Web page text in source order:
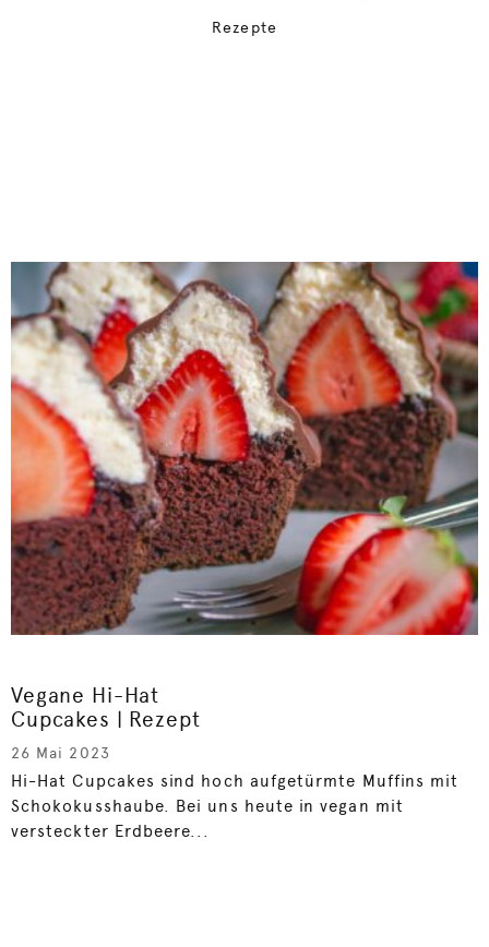
Rezepte
Vegane Hi-Hat
Cupcakes | Rezept
26 Mai 2023
Hi-Hat Cupcakes sind hoch aufgetürmte Muffins mit
Schokokusshaube. Bei uns heute in vegan mit
versteckter Erdbeere...